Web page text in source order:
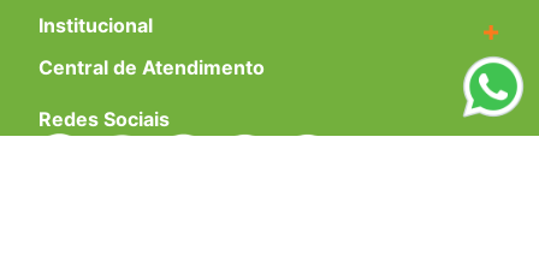
Institucional
+
Central de Atendimento +
Redes Sociais